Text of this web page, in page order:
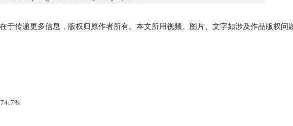
于传递更多信息，版权归原作者所有。本文所用视频、图片、文字如涉及作品版权问